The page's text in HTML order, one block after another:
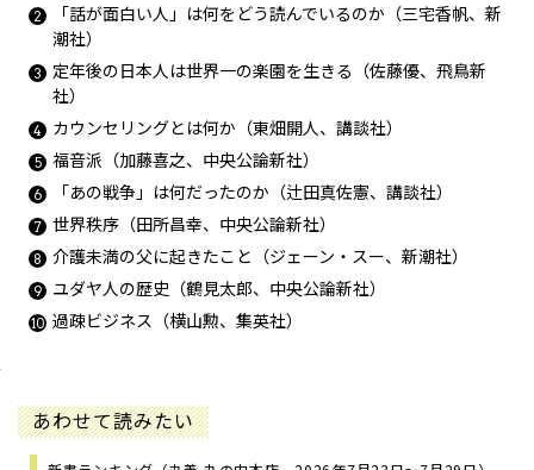
「話が面白い人」は何をどう読んでいるのか（三宅香帆、新
潮社）
定年後の日本人は世界一の楽園を生きる（佐藤優、飛鳥新
社）
カウンセリングとは何か（東畑開人、講談社）
福音派（加藤喜之、中央公論新社）
「あの戦争」は何だったのか（辻田真佐憲、講談社）
世界秩序（田所昌幸、中央公論新社）
介護未満の父に起きたこと（ジェーン・スー、新潮社）
ユダヤ人の歴史（鶴見太郎、中央公論新社）
過疎ビジネス（横山勲、集英社）
あわせて読みたい